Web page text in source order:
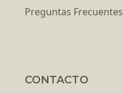
Preguntas
CONTACTO